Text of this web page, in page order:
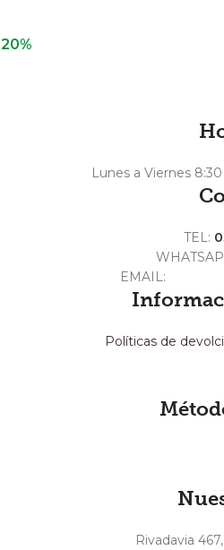
Lunes a Viernes
TEL:
EMAIL:
Políticas de
Rivadavia